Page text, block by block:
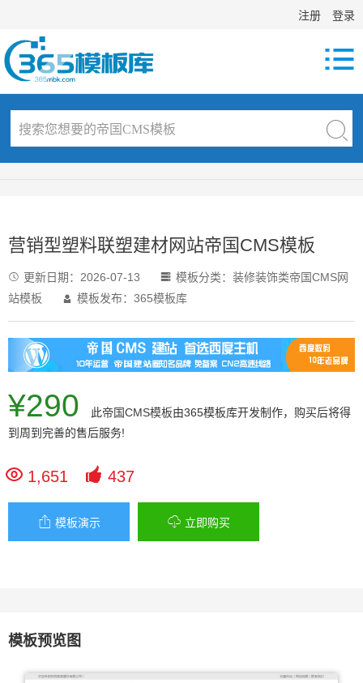
注册 登录

营销型塑料联塑建材网站帝国CMS模板
 更新日期： 2026-07-13  模板分类： 装修装饰类帝国CMS网
站模板
 模板发布：365模板库
¥290 此帝国CMS模板由365模板库开发制作，购买后将得
到周到完善的售后服务!
 1,651  437
 模板演示  立即购买
模板预览图